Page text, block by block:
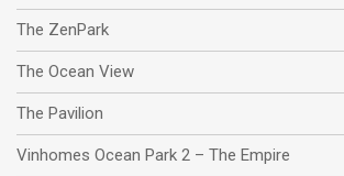
The ZenPark
The Ocean View
The Pavilion
Vinhomes Ocean Park 2 – The Empire